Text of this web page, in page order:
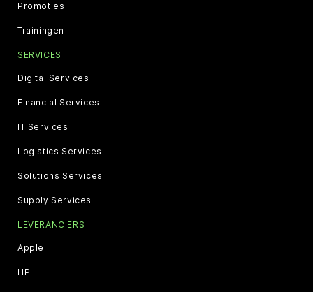
Promoties
Trainingen
SERVICES
Digital Services
Financial Services
IT Services
Logistics Services
Solutions Services
Supply Services
LEVERANCIERS
Apple
HP